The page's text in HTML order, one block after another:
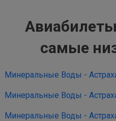
самые
Минеральные Воды -
Минеральные Воды -
Минеральные Воды -